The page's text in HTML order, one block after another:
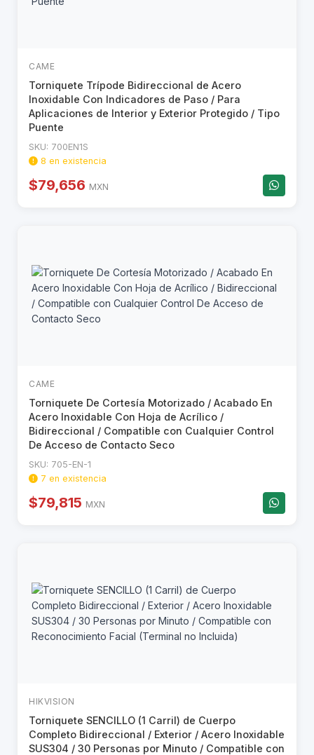
CAME
Torniquete Trípode Bidireccional de Acero
Inoxidable Con Indicadores de Paso / Para
Aplicaciones de Interior y Exterior Protegido / Tipo
Puente
SKU: 700EN1S
8 en existencia
$79,656 MXN
CAME
Torniquete De Cortesía Motorizado / Acabado En
Acero Inoxidable Con Hoja de Acrílico /
Bidireccional / Compatible con Cualquier Control
De Acceso de Contacto Seco
SKU: 705-EN-1
7 en existencia
$79,815 MXN
HIKVISION
Torniquete SENCILLO (1 Carril) de Cuerpo
Completo Bidireccional / Exterior / Acero Inoxidable
SUS304 / 30 Personas por Minuto / Compatible con